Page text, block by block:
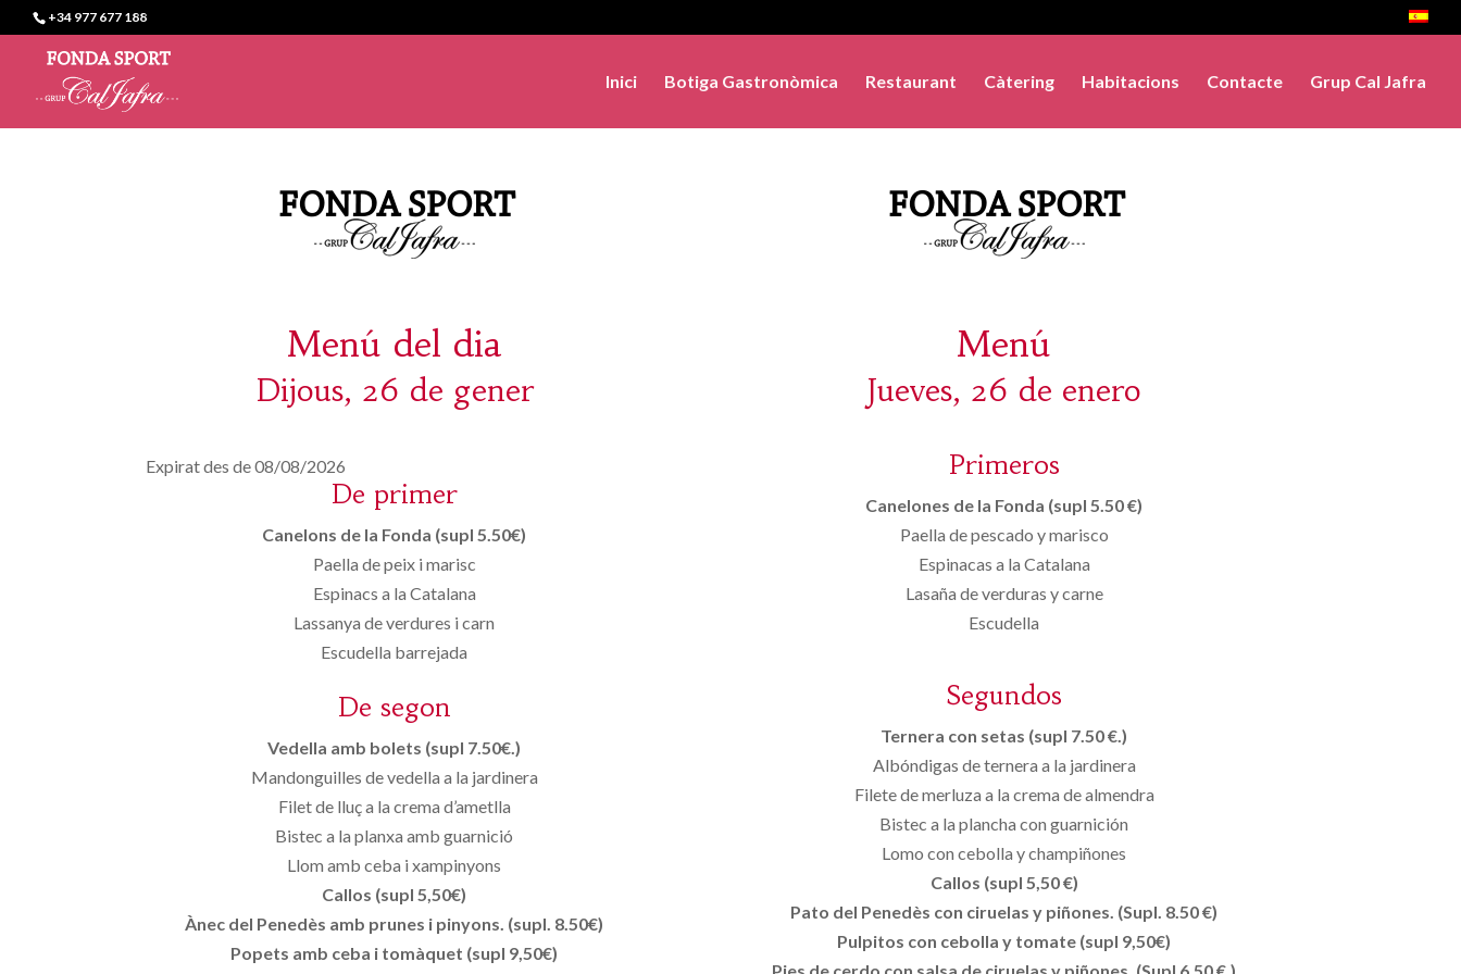
+34 977 677 188
Inici Botiga Gastronòmica Restaurant Càtering Habitacions Contacte Grup Cal Jafra
Menú del dia
Dijous, 26 de gener
Expirat des de 08/08/2026
De primer
Canelons de la Fonda (supl 5.50€)
Paella de peix i marisc
Espinacs a la Catalana
Lassanya de verdures i carn
Escudella barrejada
De segon
Vedella amb bolets (supl 7.50€.)
Mandonguilles de vedella a la jardinera
Filet de lluç a la crema d’ametlla
Bistec a la planxa amb guarnició
Llom amb ceba i xampinyons
Callos (supl 5,50€)
Ànec del Penedès amb prunes i pinyons. (supl. 8.50€)
Popets amb ceba i tomàquet (supl 9,50€)
Menú
Jueves, 26 de enero
Primeros
Canelones de la Fonda (supl 5.50 €)
Paella de pescado y marisco
Espinacas a la Catalana
Lasaña de verduras y carne
Escudella
Segundos
Ternera con setas (supl 7.50 €.)
Albóndigas de ternera a la jardinera
Filete de merluza a la crema de almendra
Bistec a la plancha con guarnición
Lomo con cebolla y champiñones
Callos (supl 5,50 €)
Pato del Penedès con ciruelas y piñones. (Supl. 8.50 €)
Pulpitos con cebolla y tomate (supl 9,50€)